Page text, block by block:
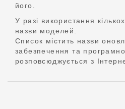
його.
У разі використання
назви моделей.
Список містить назви
забезпечення та
розповсюджується з